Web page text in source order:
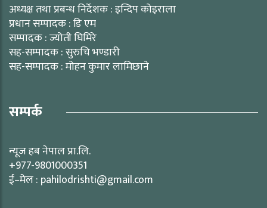
अध्यक्ष तथा प्रबन्ध निर्देशक : इन्दिप कोइराला
प्रधान सम्पादक : डि एम
सम्पादक : ज्योती घिमिरे
सह-सम्पादक : सुरुचि भण्डारी
सह-सम्पादक : मोहन कुमार लामिछाने
सम्पर्क
न्यूज हब नेपाल प्रा.लि.
+977-9801000351
ई–मेल : pahilodrishti@gmail.com